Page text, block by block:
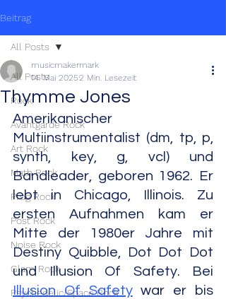
Beitrag
All Posts
Rock
Avantgarde Rock
Art Rock
Math Rock
Prog Rock
Post Rock
Noise Rock
Glam Rock
Psychedelic/Space Rock
All Posts
Thymme Jones
musicmakermark
14. Mai 20252 Min. Lesezeit
Amerikanischer
Multiinstrumentalist (dm, tp, p,
synth, key, g, vcl) und
Bandleader, geboren 1962. Er
lebt in Chicago, Illinois. Zu
ersten Aufnahmen kam er
Mitte der 1980er Jahre mit
Destiny Quibble, Dot Dot Dot
Illusion Of Safety war er bis